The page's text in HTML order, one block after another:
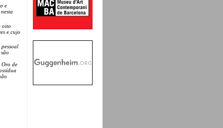
e
oito
e cujo
Oro de